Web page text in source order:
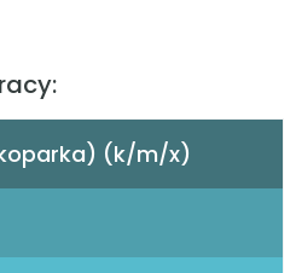
(k/m/x)